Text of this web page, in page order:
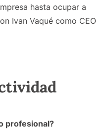
hasta ocupar a
Ivan Vaqué como CEO
profesional?